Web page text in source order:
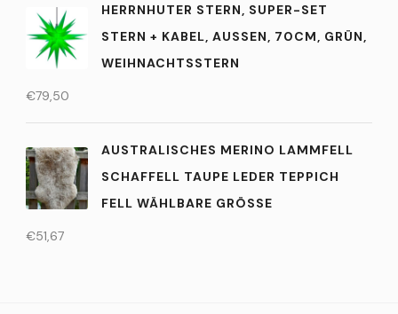
HERRNHUTER STERN, SUPER-SET
STERN + KABEL, AUSSEN, 70CM, GRÜN, W
EIHNACHTSSTERN
€79,50
AUSTRALISCHES MERINO LAMMFELL
SCHAFFELL TAUPE LEDER TEPPICH
FELL WÄHLBARE GRÖSSE
€51,67